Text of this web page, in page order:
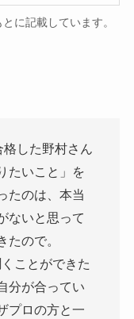
に記載しています。
格した野村さん
たいこと」を
たのは、本当
ないと思って
たので。
ことができた
分が合ってい
プロの方と一